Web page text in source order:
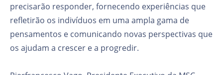
precisarão responder, fornecendo experiências que
refletirão os indivíduos em uma ampla gama de
pensamentos e comunicando novas perspectivas que
os ajudam a crescer e a progredir.